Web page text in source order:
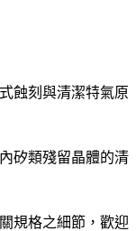
蝕刻與清潔特氣原
矽類殘留晶體的清
規格之細節，歡迎